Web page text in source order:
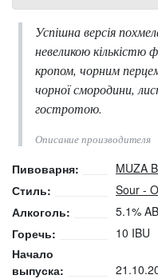
Успішна версія
невеликою кількістю
кропом, чорним
чорної смородини,
гостротою.
Описание производителя
Пивоварня:
MUZA
Стиль:
Sour -
Алкоголь:
5.1%
Горечь:
10 IBU
Начало
выпуска: